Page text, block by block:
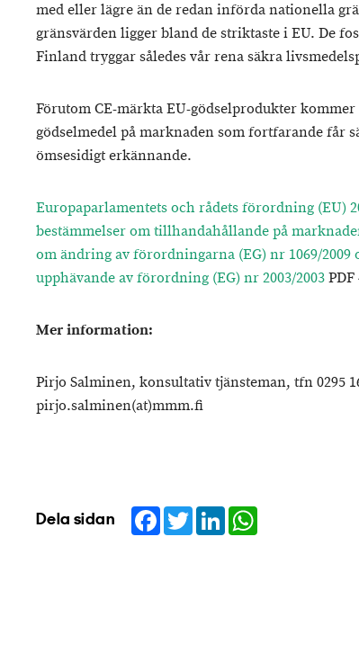
med eller lägre än de redan införda nationella
gränsvärden ligger bland de striktaste i EU. De
Finland tryggar således vår rena säkra
Förutom CE-märkta EU-gödselprodukter
gödselmedel på marknaden som fortfarande får
ömsesidigt erkännande.
Europaparlamentets och rådets förordning (EU)
bestämmelser om tillhandahållande på
om ändring av förordningarna (EG) nr 1069/2009
upphävande av förordning (EG) nr 2003/2003
Mer information:
Pirjo Salminen, konsultativ tjänsteman, tfn 0295
pirjo.salminen(at)mmm.fi
Dela sidan Facebook
TwitterLinkedIn